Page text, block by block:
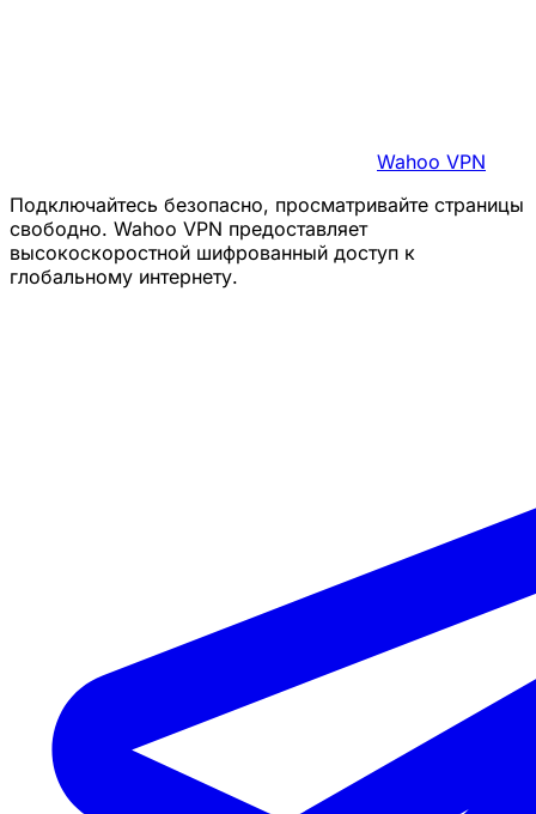
Wahoo VPN
Подключайтесь безопасно, просматривайте страницы
свободно. Wahoo VPN предоставляет
высокоскоростной шифрованный доступ к
глобальному интернету.